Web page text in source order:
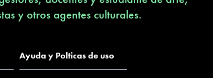
y otros agentes culturales.
Ayuda y Polticas de uso